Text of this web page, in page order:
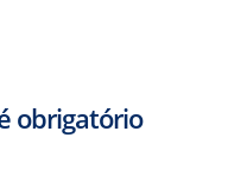
obrigatório